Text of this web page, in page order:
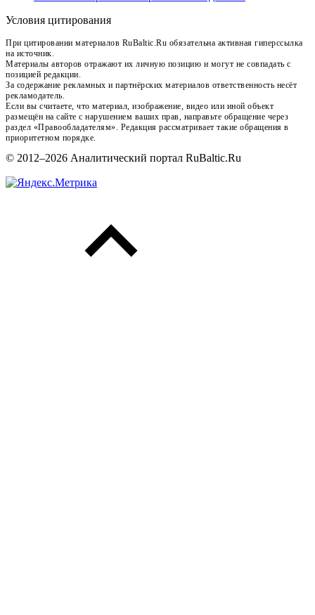
Условия цитирования
При цитировании материалов RuBaltic.Ru обязательна активная гиперссылка
на источник.
Материалы авторов отражают их личную позицию и могут не совпадать с
позицией редакции.
За содержание рекламных и партнёрских материалов ответственность несёт
рекламодатель.
Если вы считаете, что материал, изображение, видео или иной объект
размещён на сайте с нарушением ваших прав, направьте обращение через
раздел «Правообладателям». Редакция рассматривает такие обращения в
приоритетном порядке.
© 2012–2026 Аналитический портал RuBaltic.Ru